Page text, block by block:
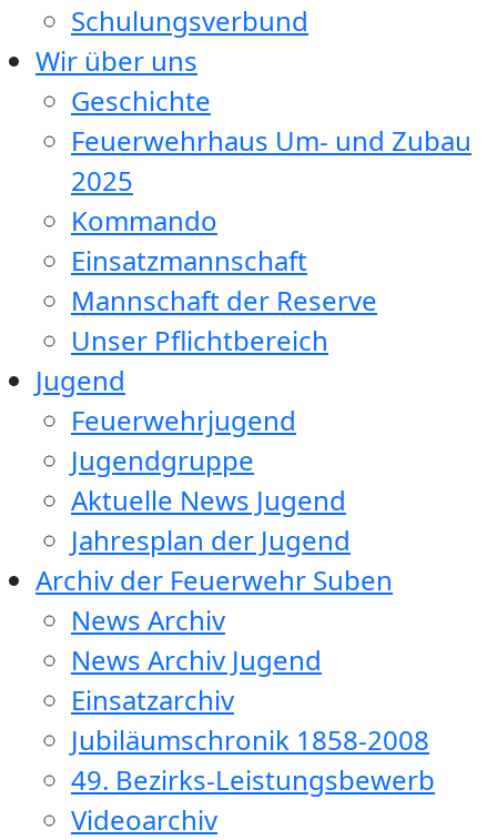
Schulungsverbund
Wir über uns
Geschichte
Feuerwehrhaus Um- und Zubau
2025
Kommando
Einsatzmannschaft
Mannschaft der Reserve
Unser Pflichtbereich
Jugend
Feuerwehrjugend
Jugendgruppe
Aktuelle News Jugend
Jahresplan der Jugend
Archiv der Feuerwehr Suben
News Archiv
News Archiv Jugend
Einsatzarchiv
Jubiläumschronik 1858-2008
49. Bezirks-Leistungsbewerb
Videoarchiv